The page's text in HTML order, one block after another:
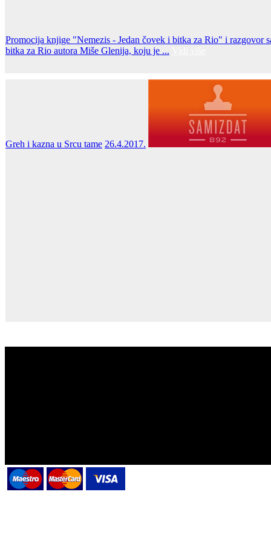
Promocija knjige "Nemezis - Jedan čovek i bitka za Rio" i
bitka za Rio autora Miše Glenija, koju je ...
Greh i kazna u Srcu tame 26.4.2017.